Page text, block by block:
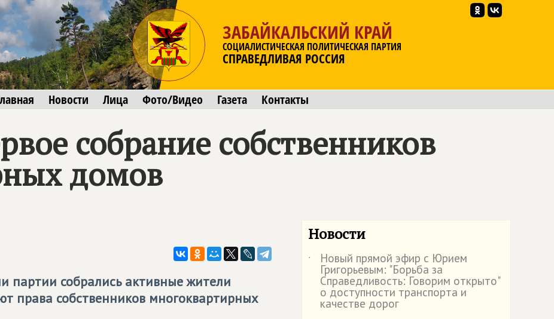
ЗАБАЙКАЛЬСКИЙ КРАЙ
СОЦИАЛИСТИЧЕСКАЯ ПОЛИТИЧЕСКАЯ ПАРТИЯ
СПРАВЕДЛИВАЯ РОССИЯ
Новости Лица Фото/Видео Газета Контакты
собрание собственников
домов
партии собрались активные жители
права собственников многоквартирных
Новости
˙ Новый прямой эфир с Юрием
Григорьевым: "Борьба за
Справедливость: Говорим открыто"
о доступности транспорта и
качестве дорог